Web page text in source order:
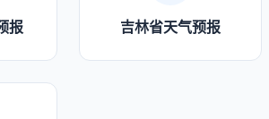
报 吉林省天气预报